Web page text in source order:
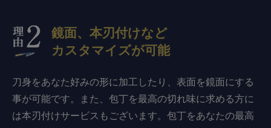
鏡面、本刃付けなど
カスタマイズが可能
刀身をあなた好みの形に加工したり、表面を鏡面にする
事が可能です。また、包丁を最高の切れ味に求める方に
は本刃付けサービスもございます。包丁をあなたの最高